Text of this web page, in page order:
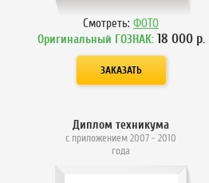
Смотреть: ФОТО
Оригинальный ГОЗНАК: 18 000р.
Диплом техникума
с приложением 2007 - 2010
года